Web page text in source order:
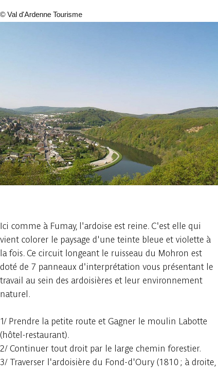
© Val d'Ardenne Tourisme
Ici comme à Fumay, l'ardoise est reine. C'est elle qui
vient colorer le paysage d'une teinte bleue et violette à
la fois. Ce circuit longeant le ruisseau du Mohron est
doté de 7 panneaux d'interprétation vous présentant le
travail au sein des ardoisières et leur environnement
naturel.
1/ Prendre la petite route et Gagner le moulin Labotte
(hôtel-restaurant).
2/ Continuer tout droit par le large chemin forestier.
3/ Traverser l'ardoisière du Fond-d'Oury (1810 ; à droite,